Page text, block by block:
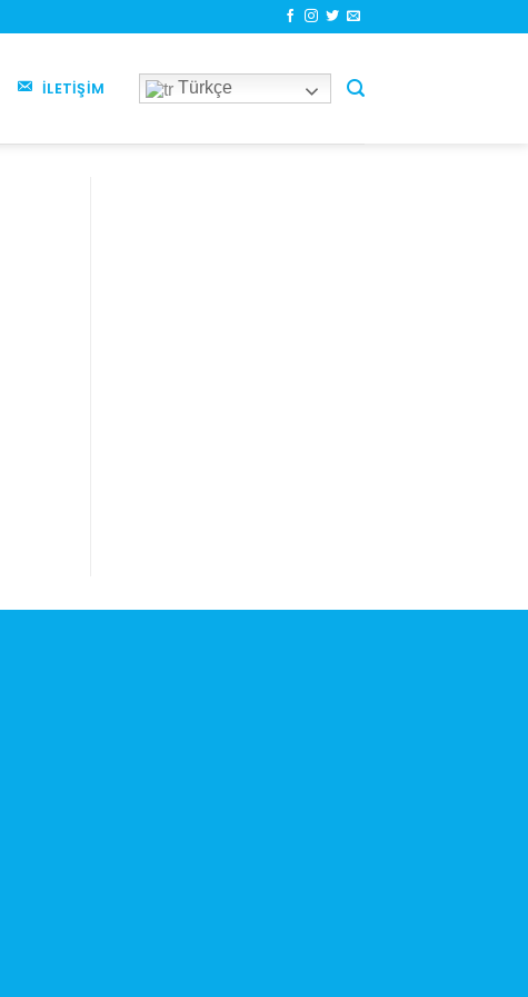
İLETIŞIM Türkçe